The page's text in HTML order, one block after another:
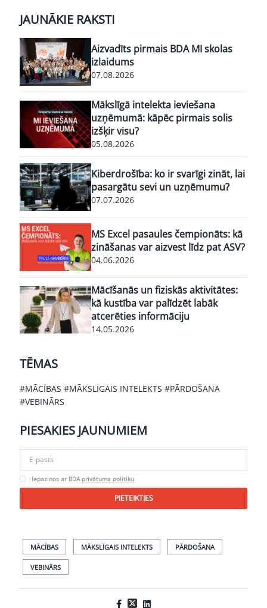
JAUNĀKIE RAKSTI
Aizvadīts pirmais BDA MI skolas
izlaidums
07.08.2026
Mākslīgā intelekta ieviešana
uzņēmumā: kāpēc pirmais solis
izšķir visu?
05.08.2026
Kiberdrošība: ko ir svarīgi zināt, lai
pasargātu sevi un uzņēmumu?
07.07.2026
MS Excel pasaules čempionāts: kā
zināšanas var aizvest līdz pat ASV?
04.06.2026
Mācīšanās un fiziskās aktivitātes:
kā kustība var palīdzēt labāk
atcerēties informāciju
14.05.2026
TĒMAS
#MĀCĪBAS #MĀKSLĪGAIS INTELEKTS #PĀRDOŠANA
#VEBINĀRS
PIESAKIES JAUNUMIEM
Iepazinos ar BDA privātuma politiku
PIETEIKTIES
MĀCĪBAS MĀKSLĪGAIS INTELEKTS PĀRDOŠANA
VEBINĀRS